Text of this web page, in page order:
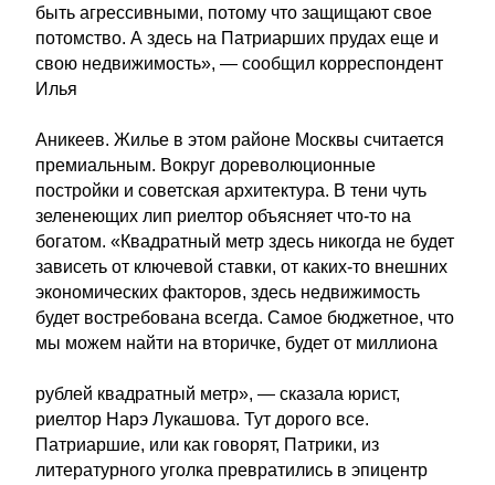
быть агрессивными, потому что защищают свое
потомство. А здесь на Патриарших прудах еще и
свою недвижимость», — сообщил корреспондент
Илья
Аникеев. Жилье в этом районе Москвы считается
премиальным. Вокруг дореволюционные
постройки и советская архитектура. В тени чуть
зеленеющих лип риелтор объясняет что-то на
богатом. «Квадратный метр здесь никогда не будет
зависеть от ключевой ставки, от каких-то внешних
экономических факторов, здесь недвижимость
будет востребована всегда. Самое бюджетное, что
мы можем найти на вторичке, будет от миллиона
рублей квадратный метр», — сказала юрист,
риелтор Нарэ Лукашова. Тут дорого все.
Патриаршие, или как говорят, Патрики, из
литературного уголка превратились в эпицентр